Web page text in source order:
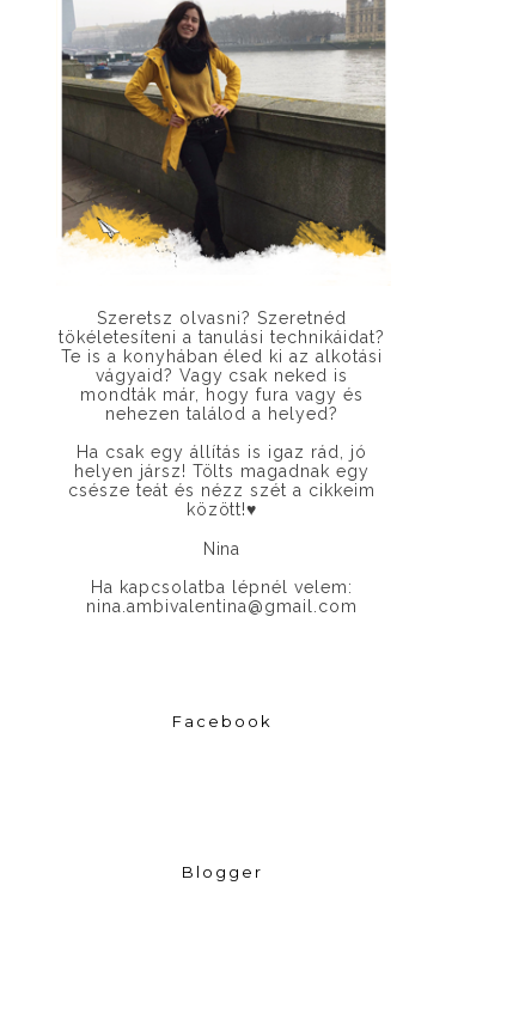
Szeretsz olvasni? Szeretnéd
tökéletesíteni a tanulási technikáidat?
Te is a konyhában éled ki az alkotási
vágyaid? Vagy csak neked is
mondták már, hogy fura vagy és
nehezen találod a helyed?
Ha csak egy állítás is igaz rád, jó
helyen jársz! Tölts magadnak egy
csésze teát és nézz szét a cikkeim
között!♥
Nina
Ha kapcsolatba lépnél velem:
nina.ambivalentina@gmail.com
Facebook
Blogger